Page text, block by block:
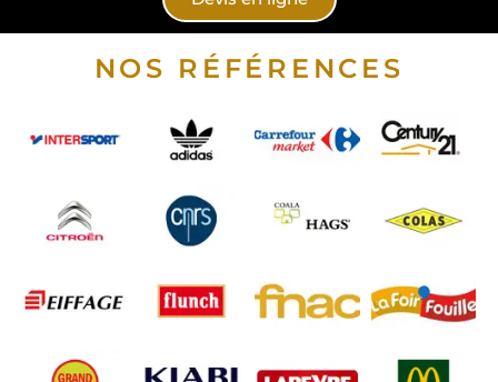
NOS RÉFÉRENCES